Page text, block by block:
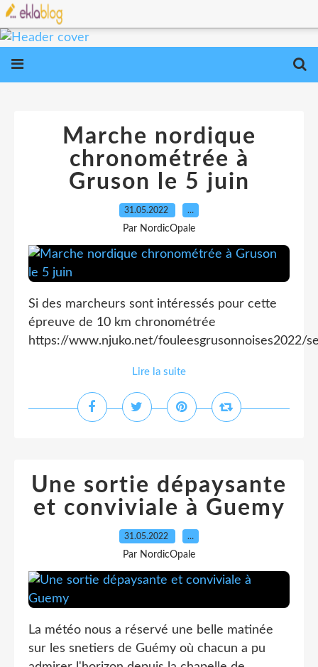
Marche nordique
chronométrée à
Gruson le 5 juin
31.05.2022 …
Par NordicOpale
Si des marcheurs sont intéressés pour cette
épreuve de 10 km chronométrée
https://www.njuko.net/fouleesgrusonnoises2022/
Lire la suite
Une sortie dépaysante
et conviviale à Guemy
31.05.2022 …
Par NordicOpale
La météo nous a réservé une belle matinée
sur les snetiers de Guémy où chacun a pu